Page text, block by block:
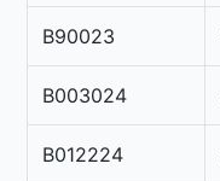
B90023
B003024
B012224